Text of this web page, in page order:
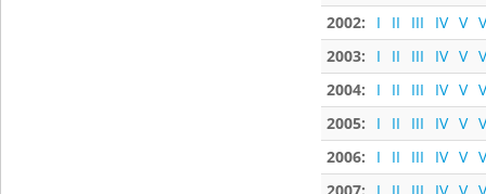
2002:
I II III IV V
2003:
I II III IV V
2004:
I II III IV V
2005:
I II III IV V
2006:
I II III IV V